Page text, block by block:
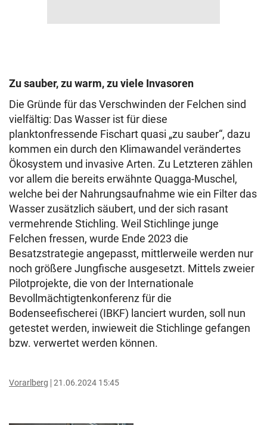
Zu sauber, zu warm, zu viele Invasoren
Die Gründe für das Verschwinden der Felchen sind
vielfältig: Das Wasser ist für diese
planktonfressende Fischart quasi „zu sauber“, dazu
kommen ein durch den Klimawandel verändertes
Ökosystem und invasive Arten. Zu Letzteren zählen
vor allem die bereits erwähnte Quagga-Muschel,
welche bei der Nahrungsaufnahme wie ein Filter das
Wasser zusätzlich säubert, und der sich rasant
vermehrende Stichling. Weil Stichlinge junge
Felchen fressen, wurde Ende 2023 die
Besatzstrategie angepasst, mittlerweile werden nur
noch größere Jungfische ausgesetzt. Mittels zweier
Pilotprojekte, die von der Internationale
Bevollmächtigtenkonferenz für die
Bodenseefischerei (IBKF) lanciert wurden, soll nun
getestet werden, inwieweit die Stichlinge gefangen
bzw. verwertet werden können.
Vorarlberg 21.06.2024 15:45